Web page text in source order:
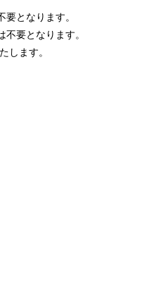
となります。
要となります。
します。